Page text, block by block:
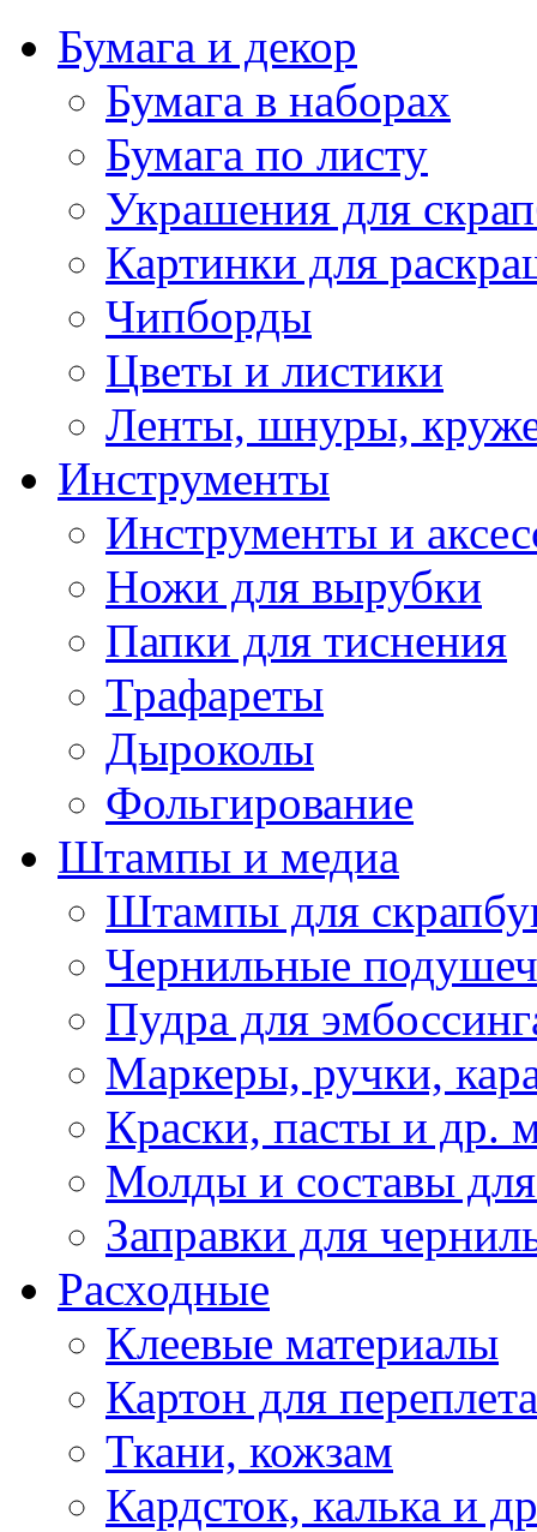
Бумага и декор
Бумага в наборах
Бумага по листу
Украшения для
Картинки для
Чипборды
Цветы и листики
Ленты, шнуры,
Инструменты
Инструменты и
Ножи для вырубки
Папки для тиснения
Трафареты
Дыроколы
Фольгирование
Штампы и медиа
Штампы для
Чернильные
Пудра для
Маркеры, ручки,
Краски, пасты и др.
Молды и составы
Заправки для
Расходные
Клеевые материалы
Картон для переплета
Ткани, кожзам
Кардсток, калька и